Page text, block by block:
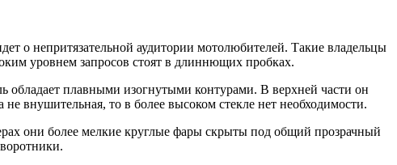
о непритязательной аудитории мотолюбителей. Такие владельцы
уровнем запросов стоят в длиннющих пробках.
плавными изогнутыми контурами. В верхней части он
внушительная, то в более высоком стекле нет необходимости.
они более мелкие круглые фары скрыты под общий прозрачный